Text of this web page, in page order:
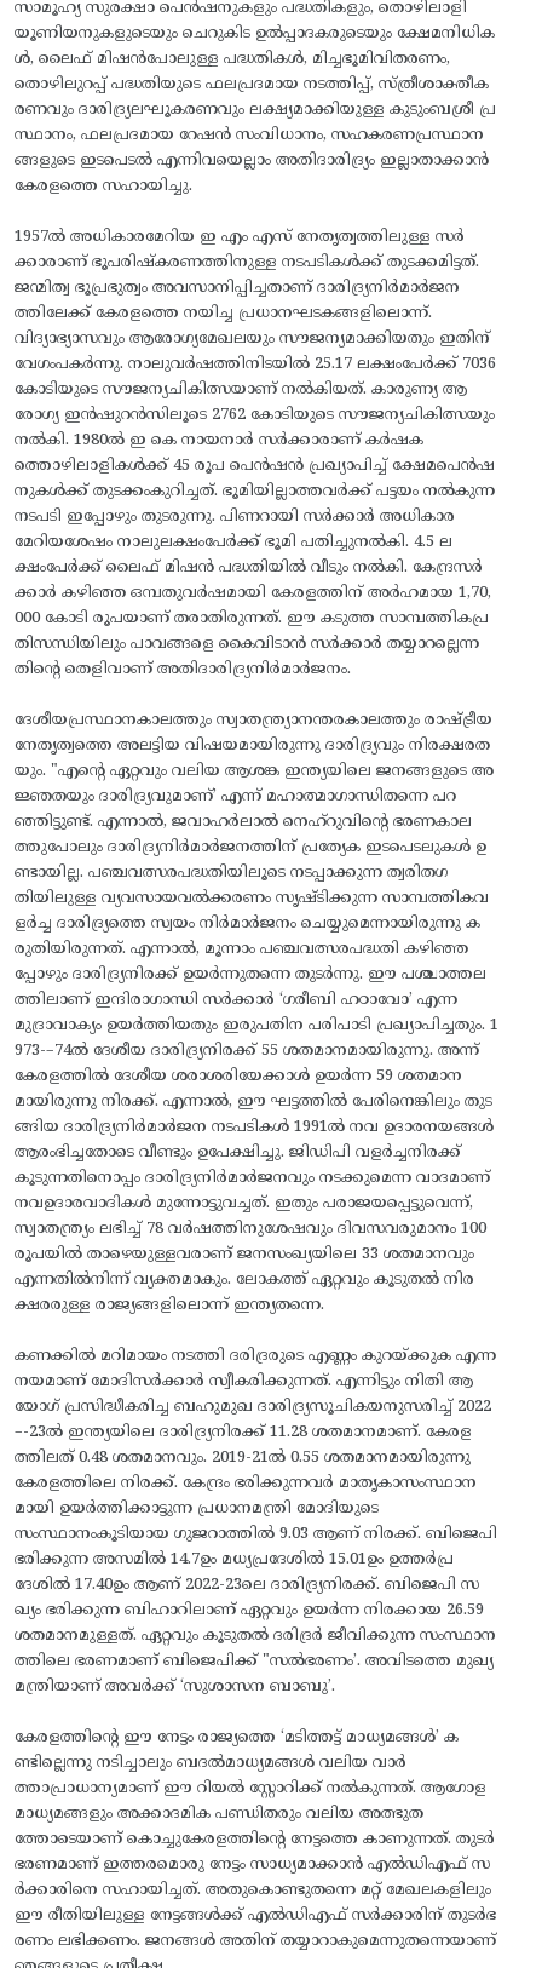
സാമൂഹ്യ സുരക്ഷാ പെൻഷനുകളും പദ്ധതികളും, തൊഴിലാളി
യൂണിയനുകളുടെയും ചെറുകിട ഉൽപ്പാദകരുടെയും ക്ഷേമനിധിക
ൾ, ലൈഫ് മിഷൻപോലുള്ള പദ്ധതികൾ, മിച്ചഭൂമിവിതരണം,
തൊഴിലുറപ്പ് പദ്ധതിയുടെ ഫലപ്രദമായ നടത്തിപ്പ്, സ്ത്രീശാക്തീക
രണവും ദാരിദ്ര്യലഘൂകരണവും ലക്ഷ്യമാക്കിയുള്ള കുടുംബശ്രീ പ്ര
സ്ഥാനം, ഫലപ്രദമായ റേഷൻ സംവിധാനം, സഹകരണപ്രസ്ഥാന
ങ്ങളുടെ ഇടപെടൽ എന്നിവയെല്ലാം അതിദാരിദ്ര്യം ഇല്ലാതാക്കാൻ
കേരളത്തെ സഹായിച്ചു.
1957ൽ അധികാരമേറിയ ഇ എം എസ് നേതൃത്വത്തിലുള്ള സർ
ക്കാരാണ് ഭൂപരിഷ്കരണത്തിനുള്ള നടപടികൾക്ക് തുടക്കമിട്ടത്.
ജന്മിത്വ ഭൂപ്രഭുത്വം അവസാനിപ്പിച്ചതാണ് ദാരിദ്ര്യനിർമാർജന
ത്തിലേക്ക് കേരളത്തെ നയിച്ച പ്രധാനഘടകങ്ങളിലൊന്ന്.
വിദ്യാഭ്യാസവും ആരോഗ്യമേഖലയും സൗജന്യമാക്കിയതും ഇതിന്
വേഗംപകർന്നു. നാലുവർഷത്തിനിടയിൽ 25.17 ലക്ഷംപേർക്ക് 7036
കോടിയുടെ സൗജന്യചികിത്സയാണ് നൽകിയത്. കാരുണ്യ ആ
രോഗ്യ ഇൻഷുറൻസിലൂടെ 2762 കോടിയുടെ സൗജന്യചികിത്സയും
നൽകി. 1980ൽ ഇ കെ നായനാർ സർക്കാരാണ് കർഷക
ത്തൊഴിലാളികൾക്ക് 45 രൂപ പെൻഷൻ പ്രഖ്യാപിച്ച് ക്ഷേമപെൻഷ
നുകൾക്ക് തുടക്കംകുറിച്ചത്. ഭൂമിയില്ലാത്തവർക്ക് പട്ടയം നൽകുന്ന
നടപടി ഇപ്പോഴും തുടരുന്നു. പിണറായി സർക്കാർ അധികാര
മേറിയശേഷം നാലുലക്ഷംപേർക്ക് ഭൂമി പതിച്ചുനൽകി. 4.5 ല
ക്ഷംപേർക്ക് ലൈഫ് മിഷൻ പദ്ധതിയിൽ വീടും നൽകി. കേന്ദ്രസർ
ക്കാർ കഴിഞ്ഞ ഒമ്പതുവർഷമായി കേരളത്തിന് അർഹമായ 1,70,
000 കോടി രൂപയാണ് തരാതിരുന്നത്. ഈ കടുത്ത സാമ്പത്തികപ്ര
തിസന്ധിയിലും പാവങ്ങളെ കൈവിടാൻ സർക്കാർ തയ്യാറല്ലെന്ന
തിന്റെ തെളിവാണ് അതിദാരിദ്ര്യനിർമാർജനം.
ദേശീയപ്രസ്ഥാനകാലത്തും സ്വാതന്ത്ര്യാനന്തരകാലത്തും രാഷ്ട്രീയ
നേതൃത്വത്തെ അലട്ടിയ വിഷയമായിരുന്നു ദാരിദ്ര്യവും നിരക്ഷരത
യും. "എന്റെ ഏറ്റവും വലിയ ആശങ്ക ഇന്ത്യയിലെ ജനങ്ങളുടെ അ
ജ്ഞതയും ദാരിദ്ര്യവുമാണ്‌’ എന്ന് മഹാത്മാഗാന്ധിതന്നെ പറ
ഞ്ഞിട്ടുണ്ട്. എന്നാൽ, ജവാഹർലാൽ നെഹ്റുവിന്റെ ഭരണകാല
ത്തുപോലും ദാരിദ്ര്യനിർമാർജനത്തിന് പ്രത്യേക ഇടപെടലുകൾ ഉ
ണ്ടായില്ല. പഞ്ചവത്സരപദ്ധതിയിലൂടെ നടപ്പാക്കുന്ന ത്വരിതഗ
തിയിലുള്ള വ്യവസായവൽക്കരണം സൃഷ്ടിക്കുന്ന സാമ്പത്തികവ
ളർച്ച ദാരിദ്ര്യത്തെ സ്വയം നിർമാർജനം ചെയ്യുമെന്നായിരുന്നു ക
രുതിയിരുന്നത്. എന്നാൽ, മൂന്നാം പഞ്ചവത്സരപദ്ധതി കഴിഞ്ഞ
പ്പോഴും ദാരിദ്ര്യനിരക്ക് ഉയർന്നുതന്നെ തുടർന്നു. ഈ പശ്ചാത്തല
ത്തിലാണ് ഇന്ദിരാഗാന്ധി സർക്കാർ ‘ഗരീബി ഹഠാവോ’ എന്ന
മുദ്രാവാക്യം ഉയർത്തിയതും ഇരുപതിന പരിപാടി പ്രഖ്യാപിച്ചതും. 1
973-–74ൽ ദേശീയ ദാരിദ്ര്യനിരക്ക് 55 ശതമാനമായിരുന്നു. അന്ന്
കേരളത്തിൽ ദേശീയ ശരാശരിയേക്കാൾ ഉയർന്ന 59 ശതമാന
മായിരുന്നു നിരക്ക്. എന്നാൽ, ഈ ഘട്ടത്തിൽ പേരിനെങ്കിലും തുട
ങ്ങിയ ദാരിദ്ര്യനിർമാർജന നടപടികൾ 1991ൽ നവ ഉദാരനയങ്ങൾ
ആരംഭിച്ചതോടെ വീണ്ടും ഉപേക്ഷിച്ചു. ജിഡിപി വളർച്ചനിരക്ക്
കൂടുന്നതിനൊപ്പം ദാരിദ്ര്യനിർമാർജനവും നടക്കുമെന്ന വാദമാണ്
നവഉദാരവാദികൾ മുന്നോട്ടുവച്ചത്. ഇതും പരാജയപ്പെട്ടുവെന്ന്,
സ്വാതന്ത്ര്യം ലഭിച്ച് 78 വർഷത്തിനുശേഷവും ദിവസവരുമാനം 100
രൂപയിൽ താഴെയുള്ളവരാണ് ജനസംഖ്യയിലെ 33 ശതമാനവും
എന്നതിൽനിന്ന്‌ വ്യക്തമാകും. ലോകത്ത് ഏറ്റവും കൂടുതൽ നിര
ക്ഷരരുള്ള രാജ്യങ്ങളിലൊന്ന്‌ ഇന്ത്യതന്നെ.
കണക്കിൽ മറിമായം നടത്തി ദരിദ്രരുടെ എണ്ണം കുറയ്‌ക്കുക എന്ന
നയമാണ് മോദിസർക്കാർ സ്വീകരിക്കുന്നത്. എന്നിട്ടും നിതി ആ
യോഗ് പ്രസിദ്ധീകരിച്ച ബഹുമുഖ ദാരിദ്ര്യസൂചികയനുസരിച്ച് 2022
–-23ൽ ഇന്ത്യയിലെ ദാരിദ്ര്യനിരക്ക് 11.28 ശതമാനമാണ്. കേരള
ത്തിലത് 0.48 ശതമാനവും. 2019-21ൽ 0.55 ശതമാനമായിരുന്നു
കേരളത്തിലെ നിരക്ക്. കേന്ദ്രം ഭരിക്കുന്നവർ മാതൃകാസംസ്ഥാന
മായി ഉയർത്തിക്കാട്ടുന്ന പ്രധാനമന്ത്രി മോദിയുടെ
സംസ്ഥാനംകൂടിയായ ഗുജറാത്തിൽ 9.03 ആണ് നിരക്ക്. ബിജെപി
ഭരിക്കുന്ന അസമിൽ 14.7ഉം മധ്യപ്രദേശിൽ 15.01ഉം ഉത്തർപ്ര
ദേശിൽ 17.40ഉം ആണ് 2022-23ലെ ദാരിദ്ര്യനിരക്ക്. ബിജെപി സ
ഖ്യം ഭരിക്കുന്ന ബിഹാറിലാണ് ഏറ്റവും ഉയർന്ന നിരക്കായ 26.59
ശതമാനമുള്ളത്. ഏറ്റവും കൂടുതൽ ദരിദ്രർ ജീവിക്കുന്ന സംസ്ഥാന
ത്തിലെ ഭരണമാണ് ബിജെപിക്ക് "സൽഭരണം’. അവിടത്തെ മുഖ്യ
മന്ത്രിയാണ് അവർക്ക് ‘സുശാസന ബാബു’.
കേരളത്തിന്റെ ഈ നേട്ടം രാജ്യത്തെ ‘മടിത്തട്ട് മാധ്യമങ്ങൾ’ ക
ണ്ടില്ലെന്നു നടിച്ചാലും ബദൽമാധ്യമങ്ങൾ വലിയ വാർ
ത്താപ്രാധാന്യമാണ് ഈ റിയൽ സ്റ്റോറിക്ക് നൽകുന്നത്. ആഗോള
മാധ്യമങ്ങളും അക്കാദമിക പണ്ഡിതരും വലിയ അത്ഭുത
ത്തോടെയാണ് കൊച്ചുകേരളത്തിന്റെ നേട്ടത്തെ കാണുന്നത്. തുടർ
ഭരണമാണ് ഇത്തരമൊരു നേട്ടം സാധ്യമാക്കാൻ എൽഡിഎഫ് സ
ർക്കാരിനെ സഹായിച്ചത്. അതുകൊണ്ടുതന്നെ മറ്റ് മേഖലകളിലും
ഈ രീതിയിലുള്ള നേട്ടങ്ങൾക്ക്‌ എൽഡിഎഫ് സർക്കാരിന് തുടർഭ
രണം ലഭിക്കണം. ജനങ്ങൾ അതിന് തയ്യാറാകുമെന്നുതന്നെയാണ്